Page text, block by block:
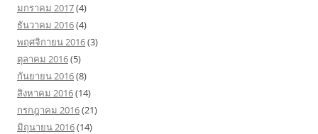
มกราคม 2017(4)
ธันวาคม 2016(4)
พฤศจิกายน 2016(3)
ตุลาคม 2016(5)
กันยายน 2016(8)
สิงหาคม 2016(14)
กรกฎาคม 2016(21)
มิถุนายน 2016(14)